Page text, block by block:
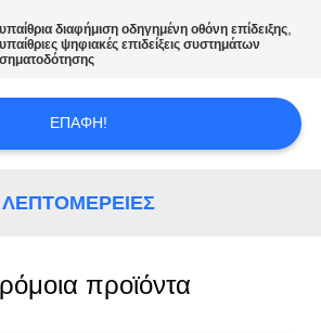
υπαίθρια διαφήμιση οδηγημένη οθόνη επίδειξης,
υπαίθριες ψηφιακές επιδείξεις συστημάτων
σηματοδότησης
ΕΠΑΦΉ!
ΛΕΠΤΟΜΈΡΕΙΕΣ
προϊόντα